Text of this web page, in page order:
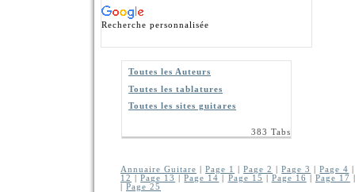
Recherche personnalisée
Toutes les Auteurs
Toutes les tablatures
Toutes les sites guitares
383 Tabs
Annuaire Guitare |Page 1 |Page 2 |Page 3 |Page 4
12
|Page 13 |Page 14 Page 15 Page 16 Page 17
Page 25